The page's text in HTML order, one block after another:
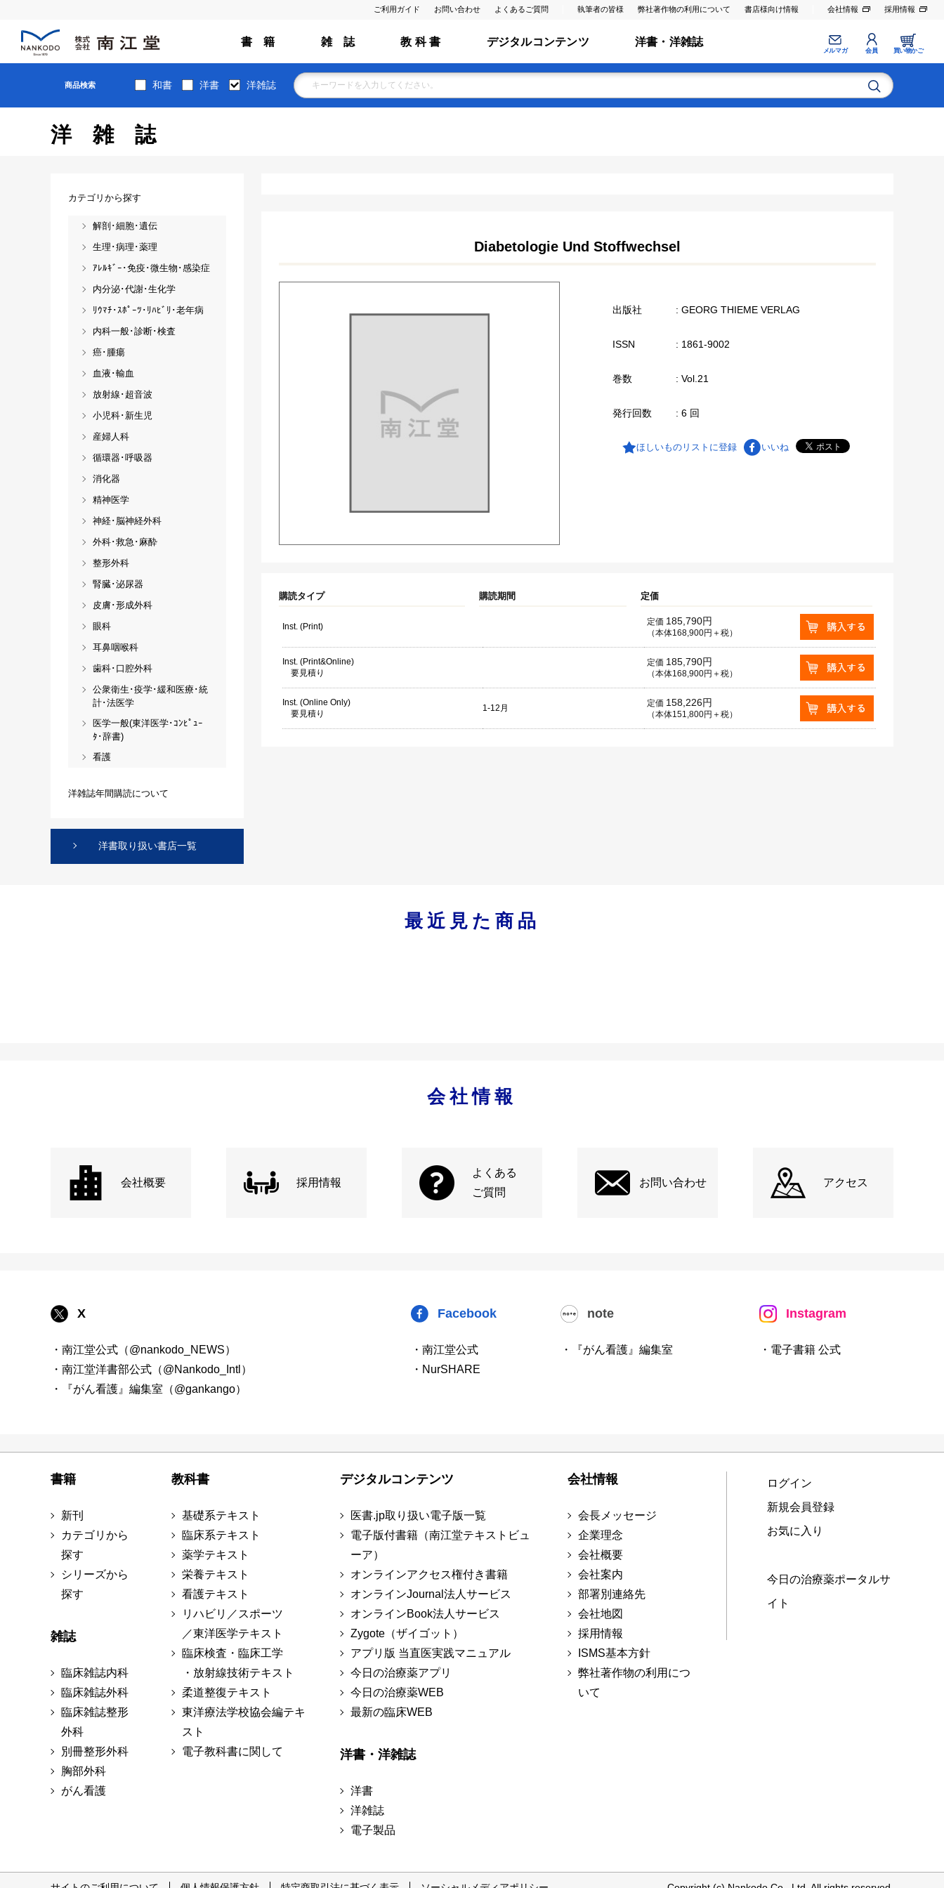
ご利用ガイド お問い合わせ よくあるご質問 執筆者の皆様 弊社著作物の利用について 書店様向け情報 会社情報 採用情報
書 籍 雑 誌 教 科 書 デジタルコンテンツ 洋書・洋雑誌
メルマガ 会員 買い物かご
商品検索 和書 洋書 洋雑誌
洋雑誌
Diabetologie Und Stoffwechsel
出版社 : GEORG THIEME VERLAG
ISSN : 1861-9002
巻数 : Vol.21
発行回数 : 6 回
ほしいものリストに登録 いいね
購読タイプ 購読期間 定価
Inst. (Print) 定価 185,790円
（本体168,900円＋税）
Inst. (Print&Online)
要見積り
定価 185,790円
（本体168,900円＋税）
Inst. (Online Only)
要見積り
1-12月 定価 158,226円
（本体151,800円＋税）
カテゴリから探す
解剖･細胞･遺伝
生理･病理･薬理
ｱﾚﾙｷﾞｰ･免疫･微生物･感染症
内分泌･代謝･生化学
ﾘｳﾏﾁ･ｽﾎﾟｰﾂ･ﾘﾊﾋﾞﾘ･老年病
内科一般･診断･検査
癌･腫瘍
血液･輸血
放射線･超音波
小児科･新生児
産婦人科
循環器･呼吸器
消化器
精神医学
神経･脳神経外科
外科･救急･麻酔
整形外科
腎臓･泌尿器
皮膚･形成外科
眼科
耳鼻咽喉科
歯科･口腔外科
公衆衛生･疫学･緩和医療･統
計･法医学
医学一般(東洋医学･ｺﾝﾋﾟｭｰ
ﾀ･辞書)
看護
洋雑誌年間購読について
洋書取り扱い書店一覧
最近見た商品
会社情報
会社概要 採用情報
よくある
ご質問
お問い合わせ アクセス
X
・南江堂公式（@nankodo_NEWS）
・南江堂洋書部公式（@Nankodo_Intl）
・『がん看護』編集室（@gankango）
Facebook
・南江堂公式
・NurSHARE
note
・『がん看護』編集室
Instagram
・電子書籍 公式
書籍
新刊
カテゴリから
探す
シリーズから
探す
雑誌
臨床雑誌内科
臨床雑誌外科
臨床雑誌整形
外科
別冊整形外科
胸部外科
がん看護
教科書
基礎系テキスト
臨床系テキスト
薬学テキスト
栄養テキスト
看護テキスト
リハビリ／スポーツ
／東洋医学テキスト
臨床検査・臨床工学
・放射線技術テキスト
柔道整復テキスト
東洋療法学校協会編テキ
スト
電子教科書に関して
デジタルコンテンツ
医書.jp取り扱い電子版一覧
電子版付書籍（南江堂テキストビュ
ーア）
オンラインアクセス権付き書籍
オンラインJournal法人サービス
オンラインBook法人サービス
Zygote（ザイゴット）
アプリ版 当直医実践マニュアル
今日の治療薬アプリ
今日の治療薬WEB
最新の臨床WEB
洋書・洋雑誌
洋書
洋雑誌
電子製品
会社情報
会長メッセージ
企業理念
会社概要
会社案内
部署別連絡先
会社地図
採用情報
ISMS基本方針
弊社著作物の利用につ
いて
ログイン
新規会員登録
お気に入り
今日の治療薬ポータルサ
イト